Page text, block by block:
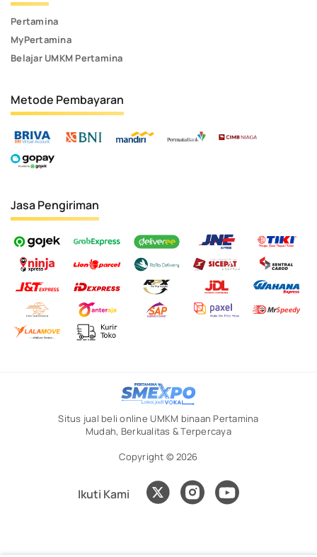
Pertamina
MyPertamina
Belajar UMKM Pertamina
Metode Pembayaran
Jasa Pengiriman
Situs jual beli online UMKM binaan Pertamina
Mudah, Berkualitas & Terpercaya
Copyright © 2026
Ikuti Kami